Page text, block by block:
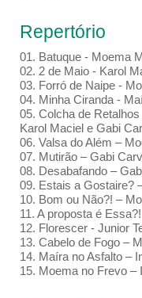
Repertório
01. Batuque - Moema
02. 2 de Maio - Karol
03. Forró de Naipe -
04. Minha Ciranda -
05. Colcha de
Karol Maciel e Gabi
06. Valsa do Além –
07. Mutirão – Gabi
08. Desabafando –
09. Estais a Gostaire?
10. Bom ou Não?! –
11. A proposta é
12. Florescer - Junior
13. Cabelo de Fogo –
14. Maíra no Asfalto –
15. Moema no Frevo –